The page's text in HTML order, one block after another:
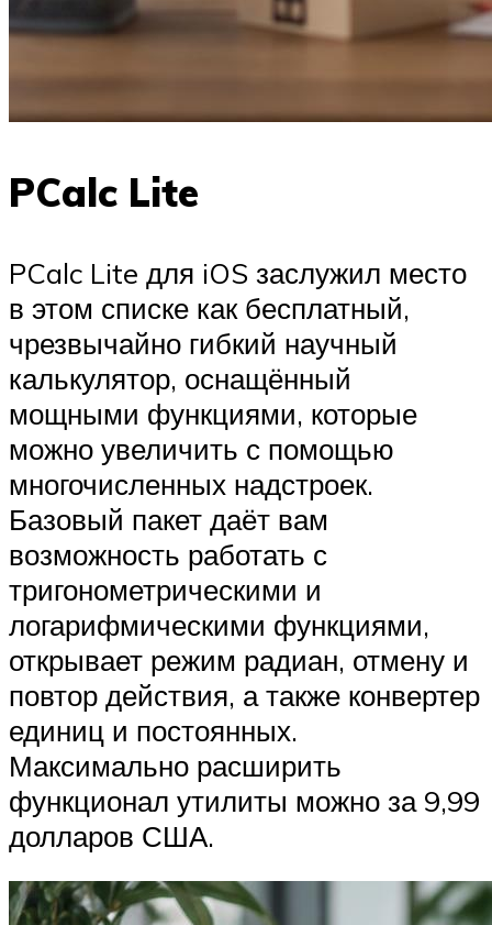
PCalc Lite
PCalc Lite для iOS заслужил место
в этом списке как бесплатный,
чрезвычайно гибкий научный
калькулятор, оснащённый
мощными функциями, которые
можно увеличить с помощью
многочисленных надстроек.
Базовый пакет даёт вам
возможность работать с
тригонометрическими и
логарифмическими функциями,
открывает режим радиан, отмену и
повтор действия, а также конвертер
единиц и постоянных.
Максимально расширить
функционал утилиты можно за 9,99
долларов США.